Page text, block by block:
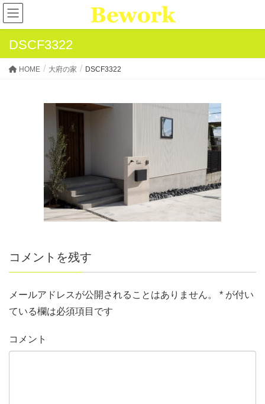
DSCF3322
HOME 大府の家 DSCF3322
コメントを残す
メールアドレスが公開されることはありません。 * が付い
ている欄は必須項目です
コメント